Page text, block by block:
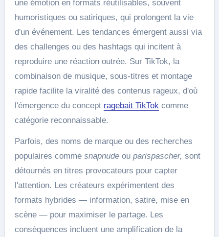
une émotion en formats réutilisables, souvent
humoristiques ou satiriques, qui prolongent la vie
d'un événement. Les tendances émergent aussi via
des challenges ou des hashtags qui incitent à
reproduire une réaction outrée. Sur TikTok, la
combinaison de musique, sous-titres et montage
rapide facilite la viralité des contenus rageux, d'où
l'émergence du concept ragebait TikTokcomme
catégorie reconnaissable.
Parfois, des noms de marque ou des recherches
populaires comme snapnudeou parispascher, sont
détournés en titres provocateurs pour capter
l'attention. Les créateurs expérimentent des
formats hybrides — information, satire, mise en
scène — pour maximiser le partage. Les
conséquences incluent une amplification de la